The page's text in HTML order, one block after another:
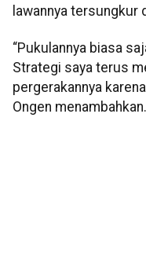
lawannya tersungkur
“Pukulannya biasa
Strategi saya terus
pergerakannya
Ongen menambahkan.